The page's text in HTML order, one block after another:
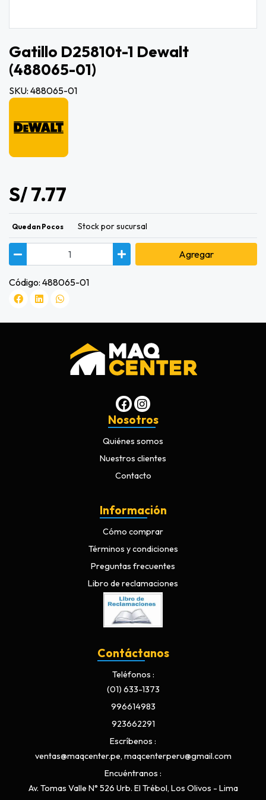
Gatillo D25810t-1 Dewalt
(488065-01)
SKU: 488065-01
S/ 7.77
Quedan Pocos Stock por sucursal
Agregar
Código: 488065-01
Nosotros
Quiénes somos
Nuestros clientes
Contacto
Información
Cómo comprar
Términos y condiciones
Preguntas frecuentes
Libro de reclamaciones
Contáctanos
Teléfonos
(01) 633-1373
996614983
923662291
Escríbenos
ventas@maqcenter.pe, maqcenterperu@gmail.com
Encuéntranos
Av. Tomas Valle N° 526 Urb. El Trébol, Los Olivos - Lima